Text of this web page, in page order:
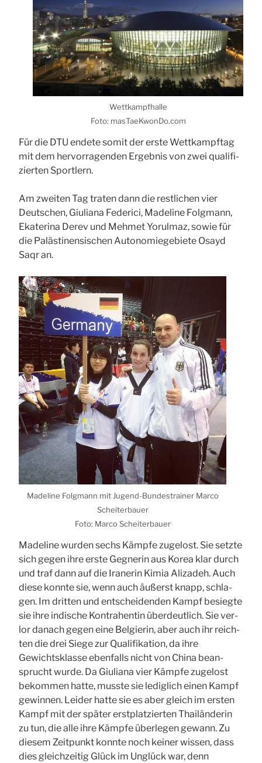
Wett­kampf­hal­le
Foto: masTaeKwonDo.com
Für die DTU ende­te somit der ers­te Wett­kampf­tag
mit dem her­vor­ra­gen­den Ergeb­nis von zwei qua­li­fi­
zier­ten Sport­lern.
Am zwei­ten Tag tra­ten dann die rest­li­chen vier
Deut­schen, Giu­lia­na Fede­ri­ci, Made­li­ne Folg­mann,
Eka­te­ri­na Derev und Meh­met Yorul­maz, sowie für
die Paläs­ti­nen­si­schen Auto­no­mie­ge­bie­te Osayd
Saqr an.
Made­li­ne Folg­mann mit Jugend-Bun­des­trai­ner Mar­co
Schei­ter­bau­er
Foto: Mar­co Schei­ter­bau­er
Made­li­ne wur­den sechs Kämp­fe zuge­lost. Sie setz­te
sich gegen ihre ers­te Geg­ne­rin aus Korea klar durch
und traf dann auf die Ira­ne­rin Kimia Aliz­adeh. Auch
die­se konn­te sie, wenn auch äußerst knapp, schla­
gen. Im drit­ten und ent­schei­den­den Kampf besieg­te
sie ihre indi­sche Kon­tra­hen­tin über­deut­lich. Sie ver­
lor danach gegen eine Bel­gie­rin, aber auch ihr reich­
ten die drei Sie­ge zur Qua­li­fi­ka­ti­on, da ihre
Gewichts­klas­se eben­falls nicht von Chi­na bean­
sprucht wur­de. Da Giu­lia­na vier Kämp­fe zuge­lost
bekom­men hat­te, muss­te sie ledig­lich einen Kampf
gewin­nen. Lei­der hat­te sie es aber gleich im ers­ten
Kampf mit der spä­ter erst­plat­zier­ten Thai­län­de­rin
zu tun, die alle ihre Kämp­fe über­le­gen gewann. Zu
die­sem Zeit­punkt konn­te noch kei­ner wis­sen, dass
dies gleich­zei­tig Glück im Unglück war, denn